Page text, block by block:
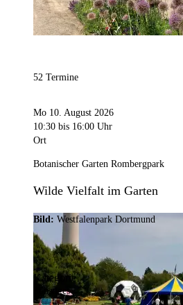
52 Termine
Mo 10. August 2026
10:30 bis 16:00 Uhr
Ort
Botanischer Garten Rombergpark
Wilde Vielfalt im Garten
Bild: Westfalenpark Dortmund
Kategorie
Sonstiges